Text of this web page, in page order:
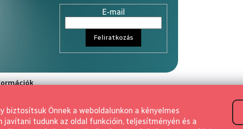
biztosítsuk Önnek a weboldalunkon a kényelmes
javítani tudunk az oldal funkcióin, teljesítményén és a
E-mail
Feliratkozás
elállás